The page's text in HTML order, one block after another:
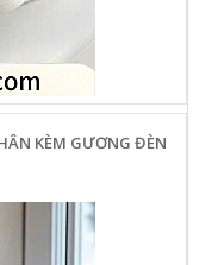
KÈM GƯƠNG ĐÈN